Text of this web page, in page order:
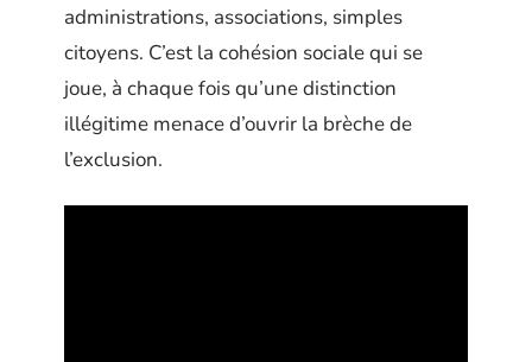
administrations, associations, simples
citoyens. C’est la cohésion sociale qui se
joue, à chaque fois qu’une distinction
illégitime menace d’ouvrir la brèche de
l’exclusion.